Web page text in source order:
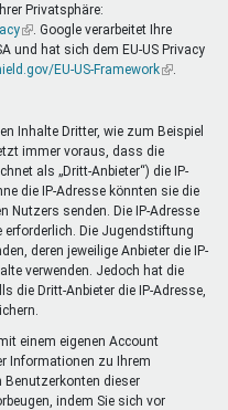
Privatsphäre:
(Link
ist
extern)
. Google verarbeitet Ihre
und hat sich dem EU-US Privacy
EU-US-Framework(Link
Inhalte Dritter, wie zum Beispiel
immer voraus, dass die
als „Dritt-Anbieter“) die IP-
die IP-Adresse könnten sie die
Nutzers senden. Die IP-Adresse
Die Jugendstiftung
deren jeweilige Anbieter die IP-
verwenden. Jedoch hat die
die Dritt-Anbieter die IP-Adresse,
einem eigenen Account
Informationen zu Ihrem
Benutzerkonten dieser
indem Sie sich vor